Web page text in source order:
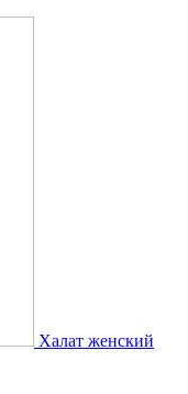
Халат женский